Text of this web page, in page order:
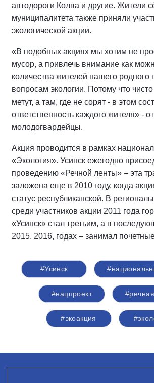
автодороги Колва и другие. Жители
муниципалитета также приняли
экологической акции.
«В подобных акциях мы хотим не
мусор, а привлечь внимание как
количества жителей нашего родного
вопросам экологии. Потому что
метут, а там, где не сорят - в этом
ответственность каждого жителя» -
молодогвардейцы.
Акция проводится в рамках
«Экология». Усинск ежегодно
проведению «Речной ленты» – эта
заложена еще в 2010 году, когда
статус республиканской. В
среди участников акции 2011 года
«Усинск» стал третьим, а в
2015, 2016, годах – занимал
#Усинск
#нацпроект
#экоакция